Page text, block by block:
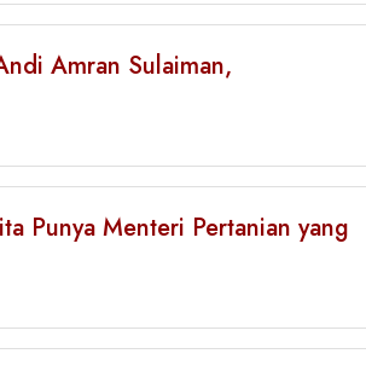
Amran Sulaiman,
Punya Menteri Pertanian yang